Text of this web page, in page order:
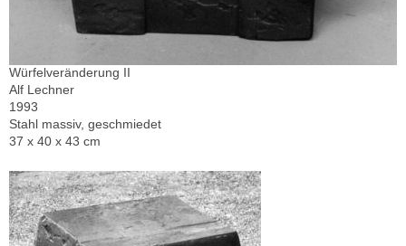
Würfelveränderung II
Alf Lechner
1993
Stahl massiv, geschmiedet
37 x 40 x 43 cm